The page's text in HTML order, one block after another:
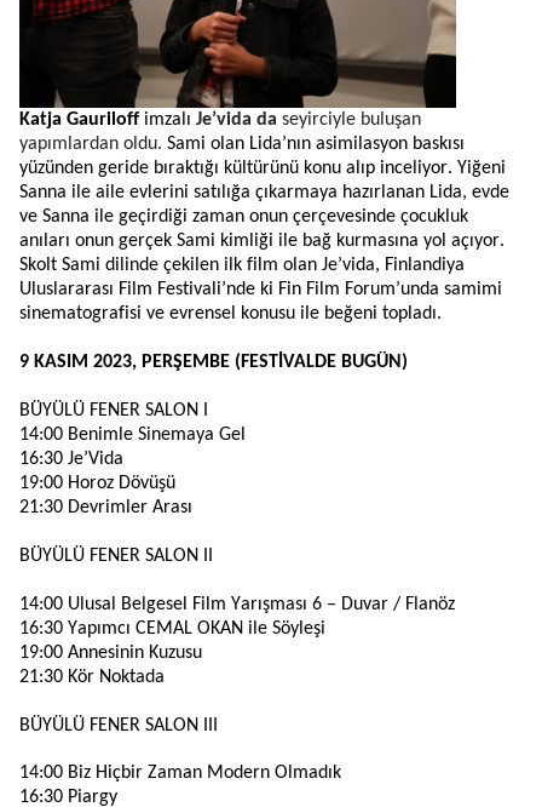
Katja Gauriloff imzalı Je’vida da seyirciyle buluşan
yapımlardan oldu. Sami olan Lida’nın asimilasyon baskısı
yüzünden geride bıraktığı kültürünü konu alıp inceliyor. Yiğeni
Sanna ile aile evlerini satılığa çıkarmaya hazırlanan Lida, evde
ve Sanna ile geçirdiği zaman onun çerçevesinde çocukluk
anıları onun gerçek Sami kimliği ile bağ kurmasına yol açıyor.
Skolt Sami dilinde çekilen ilk film olan Je’vida, Finlandiya
Uluslararası Film Festivali’nde ki Fin Film Forum’unda samimi
sinematografisi ve evrensel konusu ile beğeni topladı.
9 KASIM 2023, PERŞEMBE (FESTİVALDE BUGÜN)
BÜYÜLÜ FENER SALON I
14:00 Benimle Sinemaya Gel
16:30 Je’Vida
19:00 Horoz Dövüşü
21:30 Devrimler Arası
BÜYÜLÜ FENER SALON II
14:00 Ulusal Belgesel Film Yarışması 6 – Duvar / Flanöz
16:30 Yapımcı CEMAL OKAN ile Söyleşi
19:00 Annesinin Kuzusu
21:30 Kör Noktada
BÜYÜLÜ FENER SALON III
14:00 Biz Hiçbir Zaman Modern Olmadık
16:30 Piargy